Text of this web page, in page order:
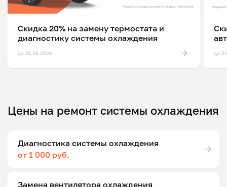
Скидка 20% на замену термостата и
диагностику системы охлаждения
до 31.08.2026 до
Цены на ремонт системы охлаждения
Диагностика системы охлаждения
от 1 000 руб.
Замена вентилятора охлаждения